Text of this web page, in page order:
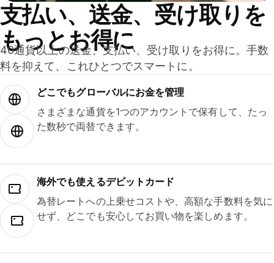
支払い、送金、受け取りを
もっとお得に
40通貨以上の送金、支払い、受け取りをお得に。手数
料を抑えて、これひとつでスマートに。
どこでもグ⁠ロ⁠ー⁠バ⁠ルにお金を管理
さまざまな通貨を1つのアカウントで保有して、たっ
た数秒で両替できます。
海外でも使えるデビットカード
為替レートへの上乗せコストや、高額な手数料を気に
せず、どこでも安心してお買い物を楽しめます。